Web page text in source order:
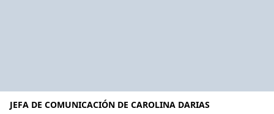
JEFA DE COMUNICACIÓN DE CAROLINA DARIAS